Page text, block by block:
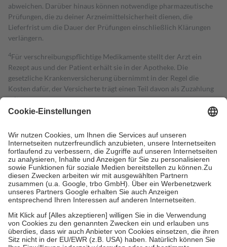
abweichen. Darüber hinaus können notwendige pharmazeutische
Prüfungen, die zu deiner Arzneimittelsicherheit dienen, die
Lieferfrist um die Dauer der Prüfungen einschließlich Klärungen
verlängern.
4Für verschreibungspflichtige Medikamente stellt der Arzt ein
Rezept aus und der Patient erhält sie in der Apotheke. Die
gesetzliche Krankenversicherung übernimmt in der Regel die
Kosten dafür, der Versicherte trägt einen Teil davon als Zuzahlung
mit.
Grundsätzlich leisten Mitglieder Zuzahlungen in Höhe von zehn
höchstens zehn Euro.
Es sind jedoch nie mehr als die tatsächlichen
Kosten der Leistung zu entrichten.
Diese Regeln gelten grundsätzlich auch für Online-Apotheken.
Bei Heilmitteln und häuslicher Krankenpflege beträgt die
Zuzahlung zehn Prozent der Kosten sowie zehn Euro je
Verordnung.
Um das Engagement der Versicherten für ihre eigene Gesundheit zu
stärken und die besondere Stellung der Familie zu unterstützen,
fallenkeine Zuzahlungenan bei:
• Kindern und Jugendlichen bis zum vollendeten 18. Lebensjahr
mit Ausnahme der Fahrkosten